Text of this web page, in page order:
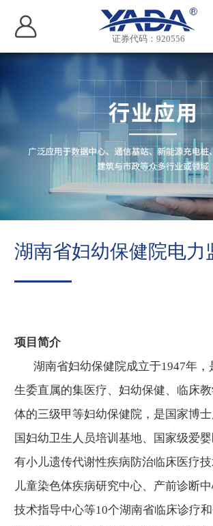
证券代码：920556
湖南省妇幼保健院电力
项目简介
湖南省妇幼保健院成立于1947年，
生委直属的集医疗、妇幼保健、临床
体的三级甲等妇幼保健院，是国家博
国妇幼卫生人员培训基地、国家级爱
有小儿遗传代谢性疾病防治临床医疗技
儿童染色体疾病研究中心、产前诊断
技术指导中心等10个湖南省临床诊疗